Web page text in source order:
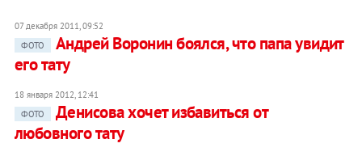
07 декабря 2011, 09:52
ФОТО
Андрей Воронин боялся, что папа увидит
его тату
18 января 2012, 12:41
ФОТО
Денисова хочет избавиться от
любовного тату